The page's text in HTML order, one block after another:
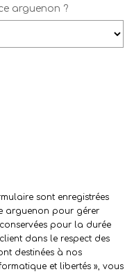
arguenon ?
sont enregistrées
arguenon pour gérer
pour la durée
dans le respect des
destinées à nos
et libertés », vous